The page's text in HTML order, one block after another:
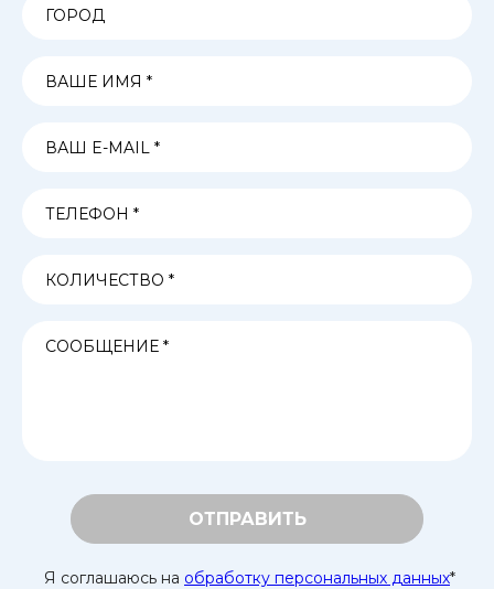
ОТПРАВИТЬ
Я соглашаюсь на обработку персональных данных*